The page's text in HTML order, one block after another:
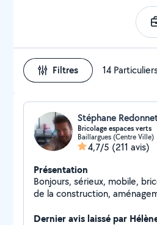
Filtres 14
Stéphane
Bricolage espaces verts
Baillargues (Centre Ville)
4,7/5 (211 avis)
Présentation
Bonjours, sérieux, mobile,
de la construction,
outillages.
Dernier avis laissé par